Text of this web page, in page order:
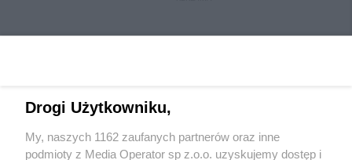
Wydawca mediówlokalnych
Drogi Użytkowniku,
My, naszych 1162 zaufanych partnerów oraz inne
podmioty z Media Operator sp z.o.o. uzyskujemy dostęp i